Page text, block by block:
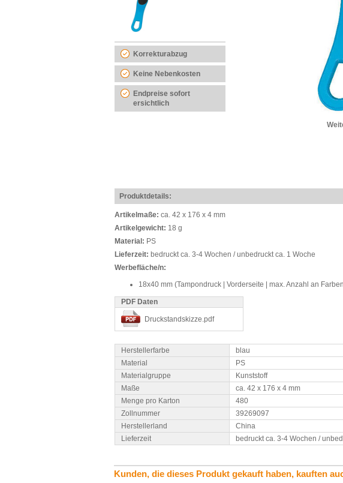
Korrekturabzug
Keine Nebenkosten
Endpreise sofort
ersichtlich
Produktdetails:
Artikelmaße: ca. 42 x 176 x 4 mm
Artikelgewicht: 18 g
Material: PS
Lieferzeit: bedruckt ca. 3-4 Wochen / unbedruckt ca. 1 Woche
Werbefläche/n:
18x40 mm (Tampondruck | Vorderseite | max. Anzahl an
PDF Daten
Druckstandskizze.pdf
Herstellerfarbe
blau
Material
PS
Materialgruppe
Kunststoff
Maße
ca. 42 x 176 x 4 mm
Menge pro Karton
480
Zollnummer
39269097
Herstellerland
China
Lieferzeit
bedruckt ca. 3-4 Wochen /
Kunden, die dieses Produkt gekauft haben, kauften